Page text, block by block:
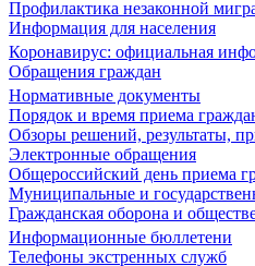
Профилактика незаконной
Информация для населения
Коронавирус: официальная
Обращения граждан
Нормативные документы
Порядок и время приема
Обзоры решений, результаты,
Электронные обращения
Общероссийский день приема
Муниципальные и
Гражданская оборона и
Информационные бюллетени
Телефоны экстренных служб